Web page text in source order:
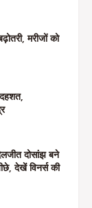
मरीजों को
दोसांझ बने
देखें विनर्स की